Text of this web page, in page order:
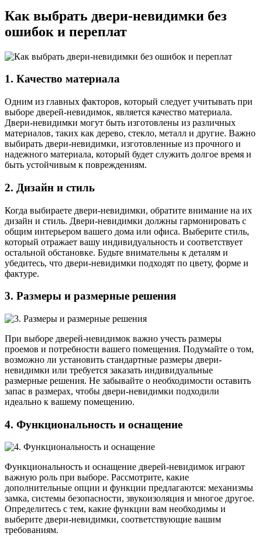
Как выбрать двери-невидимки без
ошибок и переплат
1. Качество материала
Одним из главных факторов, который следует учитывать при
выборе дверей-невидимок, является качество материала.
Двери-невидимки могут быть изготовлены из различных
материалов, таких как дерево, стекло, металл и другие. Важно
выбирать двери-невидимки, изготовленные из прочного и
надежного материала, который будет служить долгое время и
быть устойчивым к повреждениям.
2. Дизайн и стиль
Когда выбираете двери-невидимки, обратите внимание на их
дизайн и стиль. Двери-невидимки должны гармонировать с
общим интерьером вашего дома или офиса. Выберите стиль,
который отражает вашу индивидуальность и соответствует
остальной обстановке. Будьте внимательны к деталям и
убедитесь, что двери-невидимки подходят по цвету, форме и
фактуре.
3. Размеры и размерные решения
При выборе дверей-невидимок важно учесть размеры
проемов и потребности вашего помещения. Подумайте о том,
возможно ли установить стандартные размеры двери-
невидимки или требуется заказать индивидуальные
размерные решения. Не забывайте о необходимости оставить
запас в размерах, чтобы двери-невидимки подходили
идеально к вашему помещению.
4. Функциональность и оснащение
Функциональность и оснащение дверей-невидимок играют
важную роль при выборе. Рассмотрите, какие
дополнительные опции и функции предлагаются: механизмы
замка, системы безопасности, звукоизоляция и многое другое.
Определитесь с тем, какие функции вам необходимы и
выберите двери-невидимки, соответствующие вашим
требованиям.